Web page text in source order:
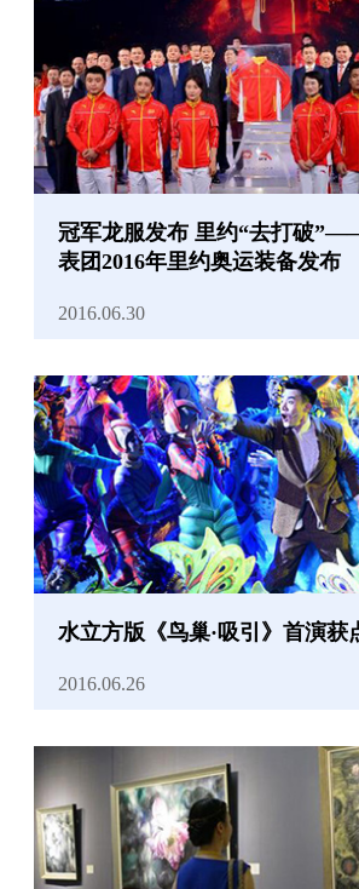
冠军龙服发布 里约“去打破
表团2016年里约奥运装备发布
2016.06.30
水立方版《鸟巢·吸引》首演获
2016.06.26